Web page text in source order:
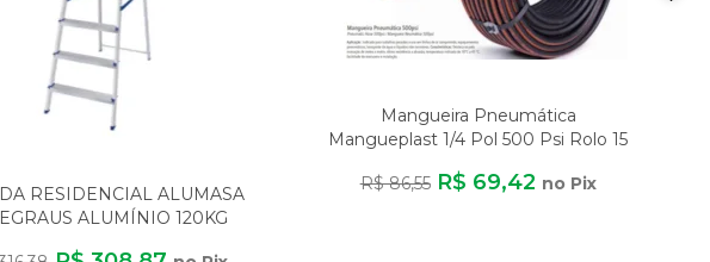
RESIDENCIAL ALUMASA
ALUMÍNIO 120KG
Mangueira Pneumática
Mangueplast 1/4 Pol 500 Psi Rolo 15
R$ 86,55 R$ 69,42 no Pix